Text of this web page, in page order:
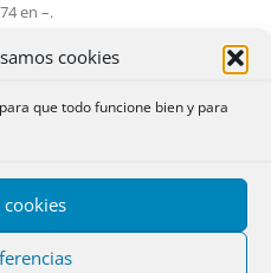
cookies
que todo funcione bien y para
cookies
en –.
Siguiente →